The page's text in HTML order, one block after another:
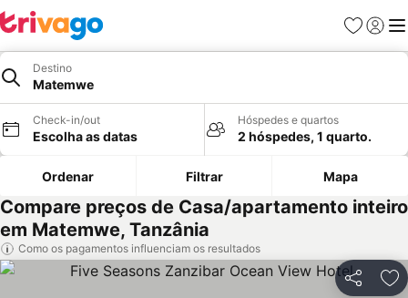
Favoritos
Iniciar
Destino
Matemwe
Check-in/out
Escolha as datas
Hóspedes e quartos
2 hóspedes, 1 quarto.
Ordenar Filtrar Mapa
Compare preços de Casa/apartamento inteiro
em Matemwe, Tanzânia
Como os pagamentos influenciam os resultados
Partilhar